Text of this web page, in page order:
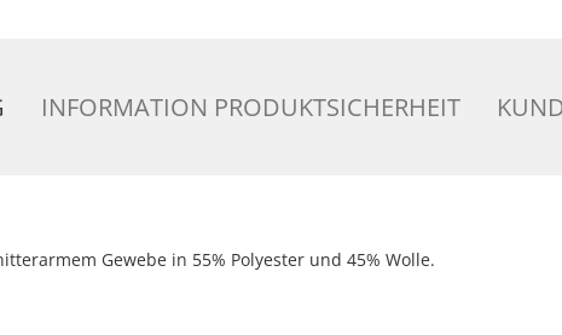
INFORMATION PRODUKTSICHERHEIT
Gewebe in 55% Polyester und 45% Wolle.